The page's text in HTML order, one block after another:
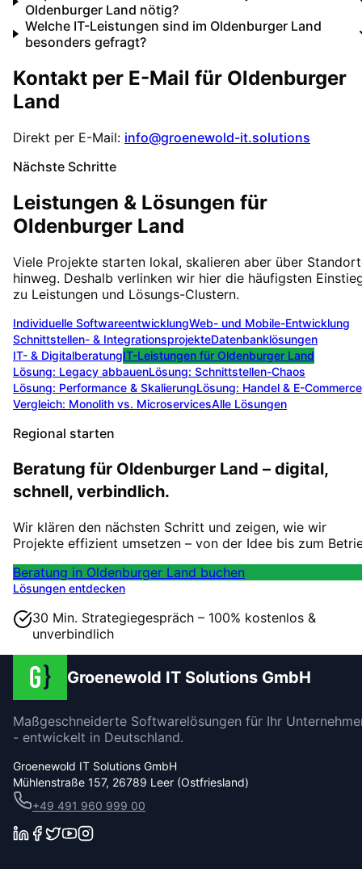
Oldenburger Land nötig?
Welche IT-Leistungen sind im Oldenburger Land
besonders gefragt?
Kontakt per E-Mail für Oldenburger
Land
Direkt per E-Mail: info@groenewold-it.solutions
Nächste Schritte
Leistungen & Lösungen für
Oldenburger Land
Viele Projekte starten lokal, skalieren aber über
hinweg. Deshalb verlinken wir hier die häufigsten
zu Leistungen und Lösungs-Clustern.
Individuelle SoftwareentwicklungWeb- und Mobile-Entwicklung
Schnittstellen- & IntegrationsprojekteDatenbanklösungen
IT- & DigitalberatungIT-Leistungen für Oldenburger Land
Lösung: Legacy abbauenLösung: Schnittstellen-Chaos
Lösung: Performance & SkalierungLösung: Handel & E-Commerce
Vergleich: Monolith vs. MicroservicesAlle Lösungen
Regional starten
Beratung für Oldenburger Land – digital,
schnell, verbindlich.
Wir klären den nächsten Schritt und zeigen, wie wir
Projekte effizient umsetzen – von der Idee bis zum
Beratung in Oldenburger Land buchen
Lösungen entdecken
30 Min. Strategiegespräch – 100% kostenlos &
unverbindlich
Groenewold IT Solutions GmbH
Maßgeschneiderte Softwarelösungen für Ihr
- entwickelt in Deutschland.
Groenewold IT Solutions GmbH
Mühlenstraße 157, 26789 Leer (Ostfriesland)
+49 491 960 999 00